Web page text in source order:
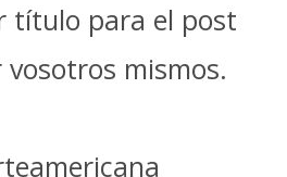
título para el post
vosotros mismos.